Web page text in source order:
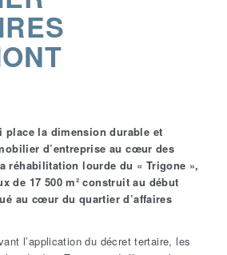
place la dimension durable et
d’entreprise au cœur des
réhabilitation lourde du « Trigone »,
de 17 500 m² construit au début
au cœur du quartier d’affaires
l’application du décret tertaire, les